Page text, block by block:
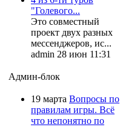
"Голевого...
Это совместный
проект двух разных
мессенджеров, ис...
admin 28 июн 11:31
Админ-блок
19 марта Вопросы по
правилам игры. Всё
что непонятно по